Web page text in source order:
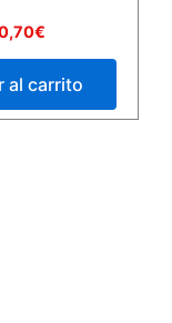
€
al carrito